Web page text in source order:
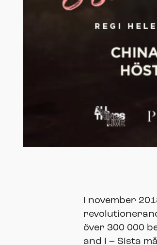
I november
över 300 000
and I – Sista